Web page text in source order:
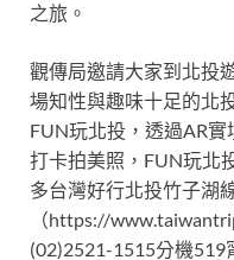
之旅。
觀傳局邀請大家到北投
場知性與趣味十足的北
FUN玩北投，透過AR
打卡拍美照，FUN玩北
多台灣好行北投竹子湖
（https://
(02)2521-1515分機519